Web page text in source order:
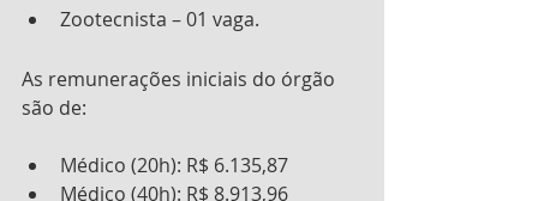
Zootecnista – 01 vaga.
As remunerações iniciais do órgão
são de:
Médico (20h): R$ 6.135,87
Médico (40h): R$ 8.913,96